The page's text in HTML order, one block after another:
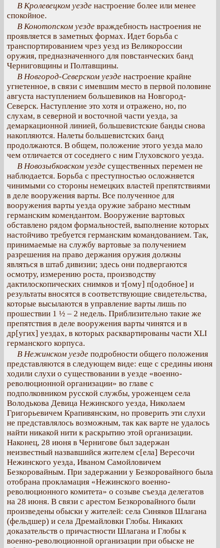
В Кролевецком уезде настроение более или менее
спокойное.
В Конотопском уезде враждебность настроения не
проявляется в заметных формах. Идет борьба с
транспортированием чрез уезд из Великороссии
оружия, предназначенного для повстанческих банд
Черниговщины и Полтавщины.
В Новгород-Северском уезде настроение крайне
угнетенное, в связи с имевшим место в первой половине
августа наступлением большевиков на Новгород-
Северск. Наступление это хотя и отражено, но, по
слухам, в северной и восточной части уезда, за
демаркационной линией, большевистские банды снова
накопляются. Налеты большевистских банд
продолжаются. В общем, положение этого уезда мало
чем отличается от соседнего с ним Глуховского уезда.
В Новозыбковском уезде существенных перемен не
наблюдается. Борьба с преступностью осложняется
чинимыми со стороны немецких властей препятствиями
в деле вооружения варты. Все полученное для
вооружения варты уезда оружие забрано местным
германским комендантом. Вооружение вартовых
обставлено рядом формальностей, выполнение которых
настойчиво требуется германским командованием. Так,
принимаемые на службу вартовые за получением
разрешения на право держания оружия должны
являться в штаб дивизии; здесь они подвергаются
осмотру, измерению роста, производству
дактилоскопических снимков и т[ому] п[одобное] и
результаты вносятся в соответствующие свидетельства,
которые высылаются в управление варты лишь по
прошествии 1 ½ – 2 недель. Приблизительно такие же
препятствия в деле вооружения варты чинятся и в
др[угих] уездах, в которых расквартированы части XLI
германского корпуса.
В Нежинском уезде подробности общего положения
представляются в следующем виде: еще с средины июня
ходили слухи о существовании в уезде «военно-
революционной организации» во главе с
подполковником русской службы, уроженцем села
Володькова Девица Нежинского уезда, Николаем
Григорьевичем Крапивянским, но проверить эти слухи
не представлялось возможным, так как варте не удалось
найти никакой нити к раскрытию этой организации.
Наконец, 28 июня в Чернигове был задержан
неизвестный назвавшийся жителем с[ела] Вересочи
Нежинского уезда, Иваном Самойловичем
Безкоровайным. При задержании у Безкоровайного была
отобрана прокламация «Нежинского военно-
революционного комитета» о созыве съезда делегатов
на 28 июня. В связи с арестом Безкоровайного были
произведены обыски у жителей: села Синяков Шлагана
(фельдшер) и села Дремайловки Глобы. Никаких
доказательств о причастности Шлагана и Глобы к
военно-революционной организации при обыске не